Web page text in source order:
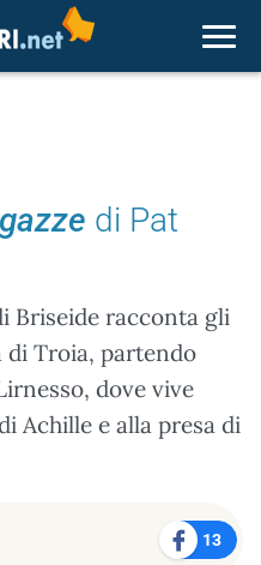
di Pat
Briseide racconta gli
Troia, partendo
dove vive
Achille e alla presa di
13